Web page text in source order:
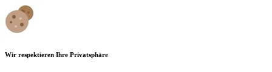
Wir respektieren Ihre Privatsphäre